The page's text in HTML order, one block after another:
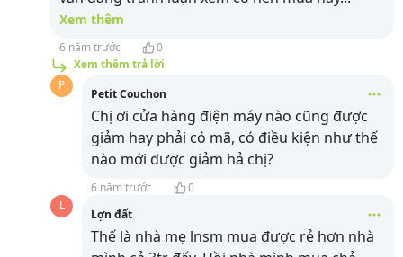
Xem thêm
6 năm trước
0
Xem thêm trả lời
P
Petit Couchon
Chị ơi cửa hàng điện máy nào cũng được
giảm hay phải có mã, có điều kiện như thế
nào mới được giảm hả chị?
6 năm trước
0
L
Lợn đất
Thế là nhà mẹ lnsm mua được rẻ hơn nhà